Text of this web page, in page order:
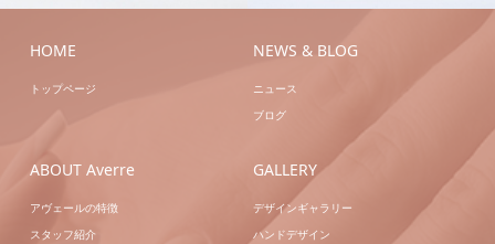
ック ハンドネイル
ルアートB ハンドネ
イル
HOME
トップページ
NEWS & BLOG
ニュース
ブログ
ABOUT Averre
アヴェールの特徴
スタッフ紹介
GALLERY
デザインギャラリー
ハンドデザイン